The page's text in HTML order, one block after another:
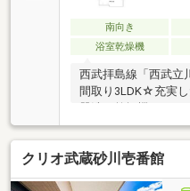
オコー…徒歩１分◇
ご請求』だけでも全
ど、ぜひお気軽にお
南向き
浴室乾燥機
西武拝島線「西武立
間取り3LDK☆充実
浴室乾燥機温水洗浄
ン・～ヤオコー西武
ーマート西武立川駅
じが丘小学校まで約
クリオ武蔵砂川壱番館